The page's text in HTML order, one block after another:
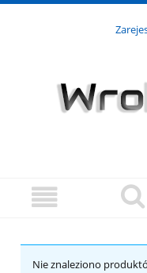
Nie znaleziono